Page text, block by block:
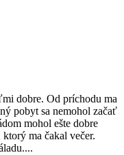
dobre. Od príchodu ma
pobyt sa nemohol začať
mohol ešte dobre
ma čakal večer.